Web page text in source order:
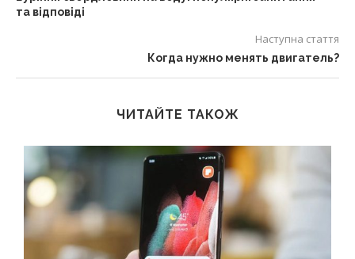
та відповіді
Наступна стаття
Когда нужно менять двигатель?
ЧИТАЙТЕ ТАКОЖ